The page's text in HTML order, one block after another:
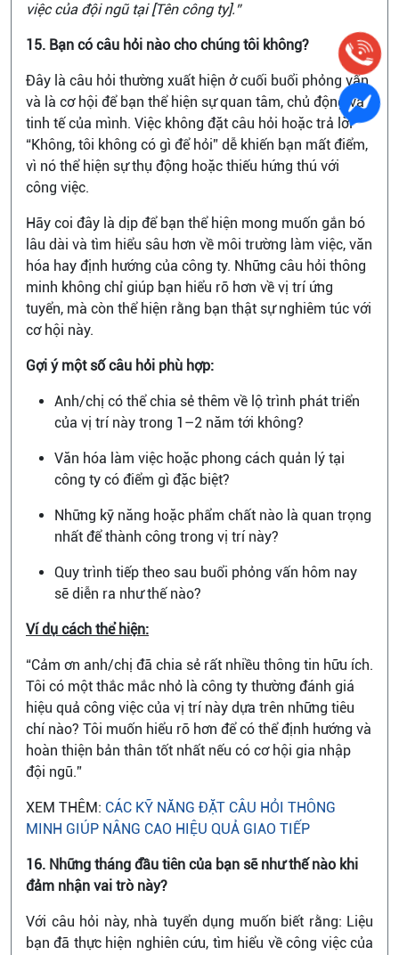
việc của đội ngũ tại [Tên công ty].”
15. Bạn có câu hỏi nào cho chúng tôi không?
Đây là câu hỏi thường xuất hiện ở cuối buổi phỏng vấn
và là cơ hội để bạn thể hiện sự quan tâm, chủ động và
tinh tế của mình. Việc không đặt câu hỏi hoặc trả lời
“Không, tôi không có gì để hỏi” dễ khiến bạn mất điểm,
vì nó thể hiện sự thụ động hoặc thiếu hứng thú với
công việc.
Hãy coi đây là dịp để bạn thể hiện mong muốn gắn bó
lâu dài và tìm hiểu sâu hơn về môi trường làm việc, văn
hóa hay định hướng của công ty. Những câu hỏi thông
minh không chỉ giúp bạn hiểu rõ hơn về vị trí ứng
tuyển, mà còn thể hiện rằng bạn thật sự nghiêm túc với
cơ hội này.
Gợi ý một số câu hỏi phù hợp:
Anh/chị có thể chia sẻ thêm về lộ trình phát triển
của vị trí này trong 1–2 năm tới không?
Văn hóa làm việc hoặc phong cách quản lý tại
công ty có điểm gì đặc biệt?
Những kỹ năng hoặc phẩm chất nào là quan trọng
nhất để thành công trong vị trí này?
Quy trình tiếp theo sau buổi phỏng vấn hôm nay
sẽ diễn ra như thế nào?
Ví dụ cách thể hiện:
“Cảm ơn anh/chị đã chia sẻ rất nhiều thông tin hữu ích.
Tôi có một thắc mắc nhỏ là công ty thường đánh giá
hiệu quả công việc của vị trí này dựa trên những tiêu
chí nào? Tôi muốn hiểu rõ hơn để có thể định hướng và
hoàn thiện bản thân tốt nhất nếu có cơ hội gia nhập
đội ngũ.”
XEM THÊM: CÁC KỸ NĂNG ĐẶT CÂU HỎI THÔNG
MINH GIÚP NÂNG CAO HIỆU QUẢ GIAO TIẾP
16. Những tháng đầu tiên của bạn sẽ như thế nào khi
đảm nhận vai trò này?
Với câu hỏi này, nhà tuyển dụng muốn biết rằng: Liệu
bạn đã thực hiện nghiên cứu, tìm hiểu về công việc của